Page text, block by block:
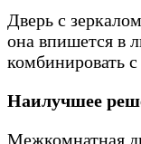
Дверь с
она впишется в
комбинировать
Наилучшее
Межкомнатная